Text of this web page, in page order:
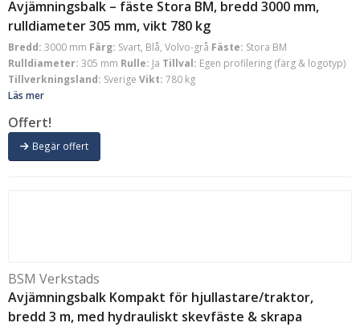
Avjämningsbalk – fäste Stora BM, bredd 3000 mm,
rulldiameter 305 mm, vikt 780 kg
Bredd: 3000 mm Färg: Svart, Blå, Volvo-grå Fäste: Stora BM
Rulldiameter: 305 mm Rulle: Ja Tillval: Egen profilering (färg & logotyp)
Tillverkningsland: Sverige Vikt: 780 kg
Läs mer
Offert!
Begär offert
BSM Verkstads
Avjämningsbalk Kompakt för hjullastare/traktor,
bredd 3 m, med hydrauliskt skevfäste & skrapa